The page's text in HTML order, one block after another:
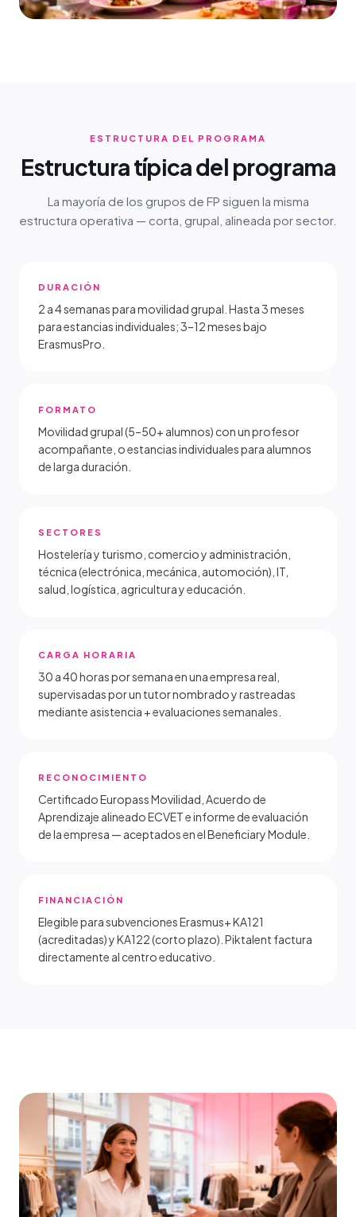
ESTRUCTURA DEL PROGRAMA
Estructura típica del programa
La mayoría de los grupos de FP siguen la misma
estructura operativa — corta, grupal, alineada por sector.
DURACIÓN
2 a 4 semanas para movilidad grupal. Hasta 3 meses
para estancias individuales; 3–12 meses bajo
ErasmusPro.
FORMATO
Movilidad grupal (5–50+ alumnos) con un profesor
acompañante, o estancias individuales para alumnos
de larga duración.
SECTORES
Hostelería y turismo, comercio y administración,
técnica (electrónica, mecánica, automoción), IT,
salud, logística, agricultura y educación.
CARGA HORARIA
30 a 40 horas por semana en una empresa real,
supervisadas por un tutor nombrado y rastreadas
mediante asistencia + evaluaciones semanales.
RECONOCIMIENTO
Certificado Europass Movilidad, Acuerdo de
Aprendizaje alineado ECVET e informe de evaluación
de la empresa — aceptados en el Beneficiary Module.
FINANCIACIÓN
Elegible para subvenciones Erasmus+ KA121
(acreditadas) y KA122 (corto plazo). Piktalent factura
directamente al centro educativo.